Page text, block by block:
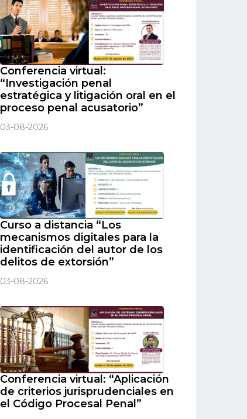
Conferencia virtual:
“Investigación penal
estratégica y litigación oral en el
proceso penal acusatorio”
03-08-2026
Curso a distancia “Los
mecanismos digitales para la
identificación del autor de los
delitos de extorsión”
03-08-2026
Conferencia virtual: “Aplicación
de criterios jurisprudenciales en
el Código Procesal Penal”